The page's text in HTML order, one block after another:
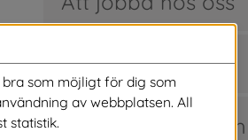
Arbetsmarknad
Företag - stöd
som möjligt för dig som
av webbplatsen. All
statistik.